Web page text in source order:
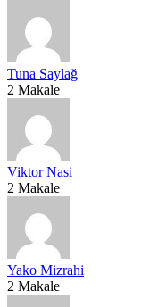
Tuna Saylağ
2 Makale
Viktor Nasi
2 Makale
Yako Mizrahi
2 Makale